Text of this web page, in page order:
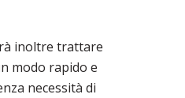
inoltre trattare
modo rapido e
necessità di